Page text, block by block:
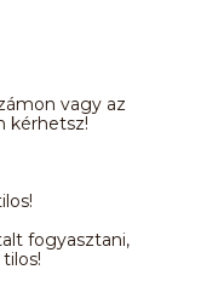
vagy az
kérhetsz!
fogyasztani,